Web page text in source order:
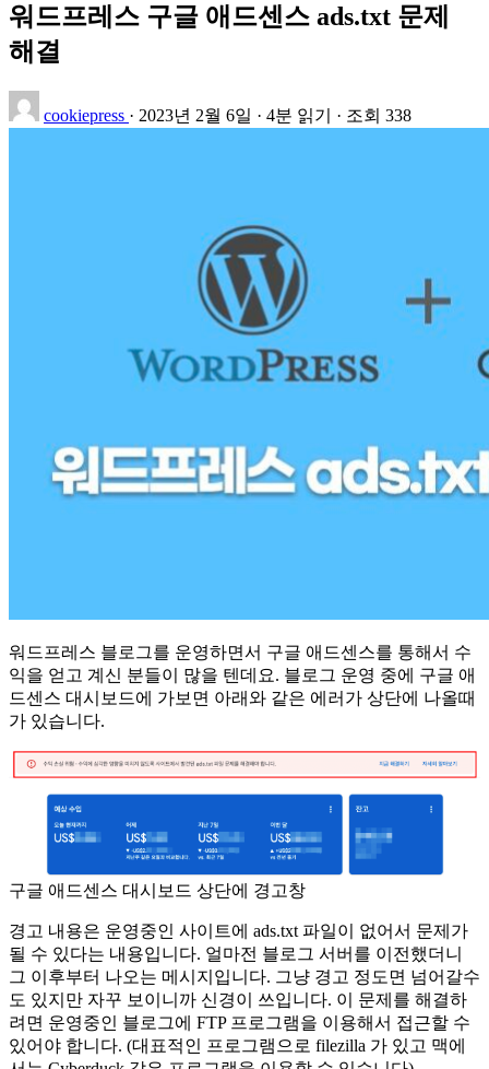
워드프레스 구글 애드센스 ads.txt 문제
해결
cookiepress · 2023년 2월 6일 · 4분 읽기 · 조회 338
워드프레스 블로그를 운영하면서 구글 애드센스를 통해서 수
익을 얻고 계신 분들이 많을 텐데요. 블로그 운영 중에 구글 애
드센스 대시보드에 가보면 아래와 같은 에러가 상단에 나올때
가 있습니다.
구글 애드센스 대시보드 상단에 경고창
경고 내용은 운영중인 사이트에 ads.txt 파일이 없어서 문제가
될 수 있다는 내용입니다. 얼마전 블로그 서버를 이전했더니
그 이후부터 나오는 메시지입니다. 그냥 경고 정도면 넘어갈수
도 있지만 자꾸 보이니까 신경이 쓰입니다. 이 문제를 해결하
려면 운영중인 블로그에 FTP 프로그램을 이용해서 접근할 수
있어야 합니다. (대표적인 프로그램으로 filezilla 가 있고 맥에